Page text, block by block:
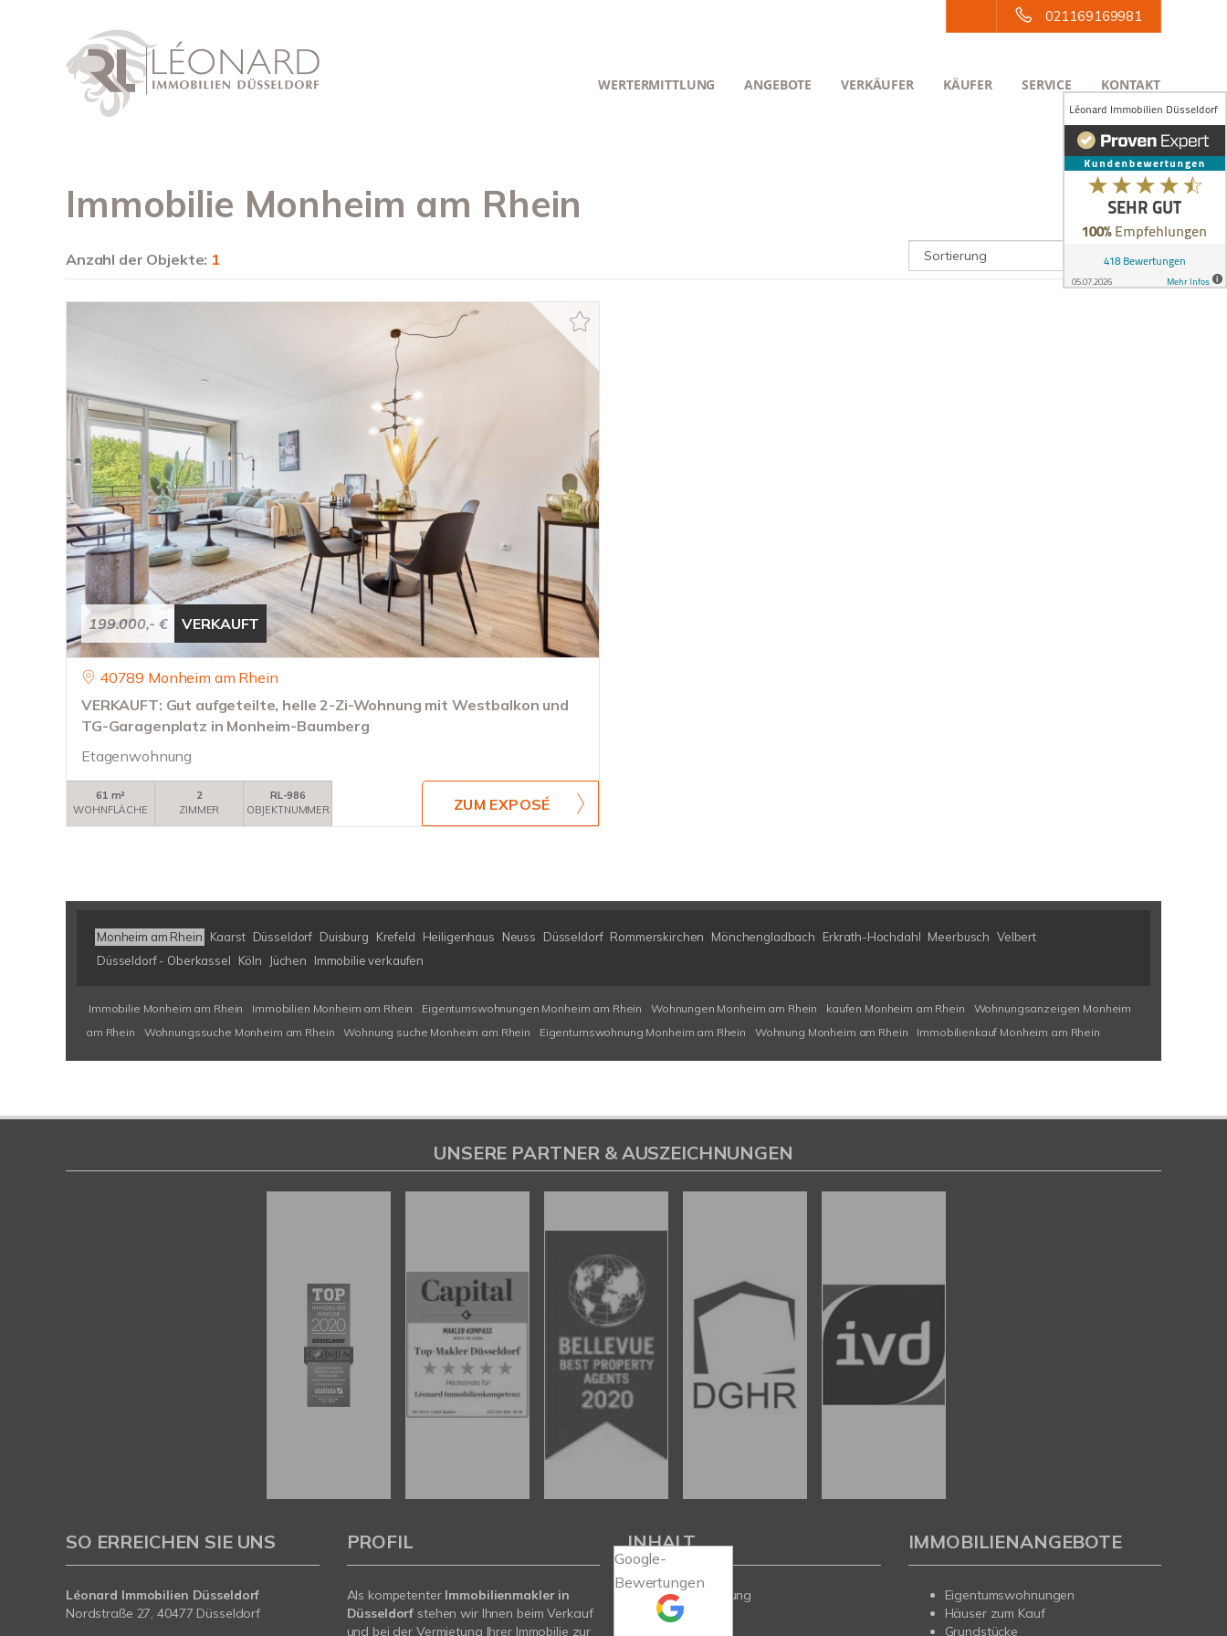
021169169981
WERTERMITTLUNG ANGEBOTE VERKÄUFER KÄUFER SERVICE KONTAKT
Immobilie Monheim am Rhein
Anzahl der Objekte: 1
199.000,- € VERKAUFT
40789 Monheim am Rhein
VERKAUFT: Gut aufgeteilte, helle 2-Zi-Wohnung mit Westbalkon und
TG-Garagenplatz in Monheim-Baumberg
Etagenwohnung
61 m²
WOHNFLÄCHE
2
ZIMMER
RL-986
OBJEKTNUMMER
ZUM EXPOSÉ
Monheim am Rhein Kaarst Düsseldorf Duisburg Krefeld Heiligenhaus Neuss Düsseldorf Rommerskirchen Mönchengladbach Erkrath-Hochdahl Meerbusch Velbert
Düsseldorf - Oberkassel
Köln Jüchen Immobilie verkaufen
Immobilie Monheim am Rhein Immobilien Monheim am Rhein Eigentumswohnungen Monheim am Rhein Wohnungen Monheim am Rhein kaufen Monheim am Rhein
Wohnungsanzeigen Monheim
am Rhein
Wohnungssuche Monheim am Rhein Wohnung suche Monheim am Rhein Eigentumswohnung Monheim am Rhein Wohnung Monheim am Rhein Immobilienkauf Monheim am Rhein
Google-
Bewertungen
UNSERE PARTNER & AUSZEICHNUNGEN
SO ERREICHEN SIE UNS
Léonard Immobilien Düsseldorf
Nordstraße 27, 40477 Düsseldorf
PROFIL
Als kompetenter Immobilienmakler in
Düsseldorf stehen wir Ihnen beim Verkauf
und bei der Vermietung Ihrer Immobilie zur
INHALT
Wertermittlung
Angebote
IMMOBILIENANGEBOTE
Eigentumswohnungen
Häuser zum Kauf
Grundstücke